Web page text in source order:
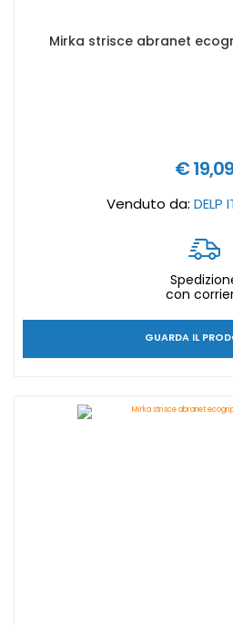
Mirka strisce abranet
€ 19,09
Venduto da: DELP
con
GUARDA IL